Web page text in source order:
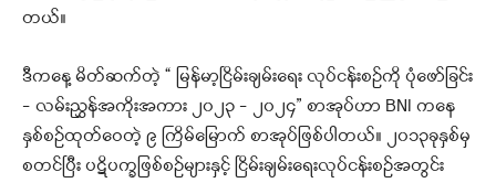
တယ်။
ဒီကနေ့ မိတ်ဆက်တဲ့ “ မြန်မာ့ငြိမ်းချမ်းရေး လုပ်ငန်းစဉ်ကို ပုံဖော်ခြင်း
– လမ်းညွှန်အကိုးအကား ၂၀၂၃ – ၂၀၂၄” စာအုပ်ဟာ BNI ကနေ
နှစ်စဉ်ထုတ်ဝေတဲ့ ၉ ကြိမ်မြောက် စာအုပ်ဖြစ်ပါတယ်။ ၂၀၁၃ခုနှစ်မှ
စတင်ပြီး ပဋိပက္ခဖြစ်စဉ်များနှင့် ငြိမ်းချမ်းရေးလုပ်ငန်းစဉ်အတွင်း